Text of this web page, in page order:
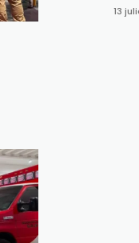
13